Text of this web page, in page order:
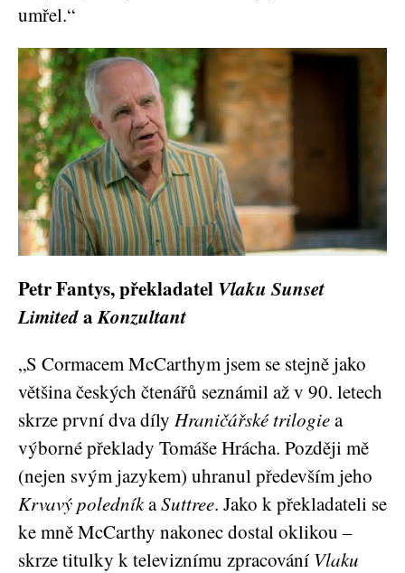
umřel.“
Petr Fantys, překladatel Vlaku Sunset
LimitedaKonzultant
„S Cormacem McCarthym jsem se stejně jako
většina českých čtenářů seznámil až v 90. letech
skrze první dva díly Hraničářské trilogiea
výborné překlady Tomáše Hrácha. Později mě
(nejen svým jazykem) uhranul především jeho
Krvavý poledníkaSuttree. Jako k překladateli se
ke mně McCarthy nakonec dostal oklikou –
skrze titulky k televiznímu zpracování Vlaku